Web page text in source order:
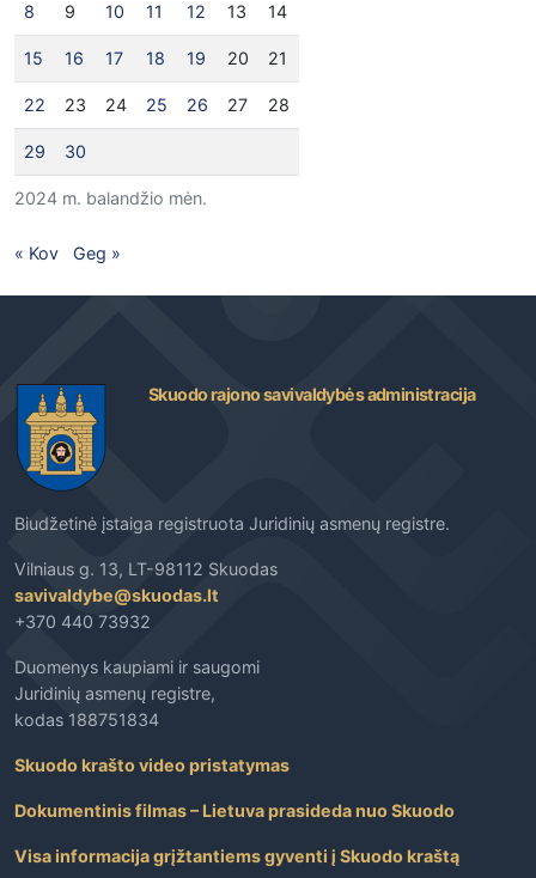
2024 m. balandžio mėn.
8 9 10 11 12 13 14
15 16 17 18 19 20 21
22 23 24 25 26 27 28
29 30
« Kov Geg »
Skuodo rajono savivaldybės administracija
Biudžetinė įstaiga registruota Juridinių asmenų registre.
Vilniaus g. 13, LT-98112 Skuodas
savivaldybe@skuodas.lt
+370 440 73932
Duomenys kaupiami ir saugomi
Juridinių asmenų registre,
kodas 188751834
Skuodo krašto video pristatymas
Dokumentinis filmas – Lietuva prasideda nuo Skuodo
Visa informacija grįžtantiems gyventi į Skuodo kraštą